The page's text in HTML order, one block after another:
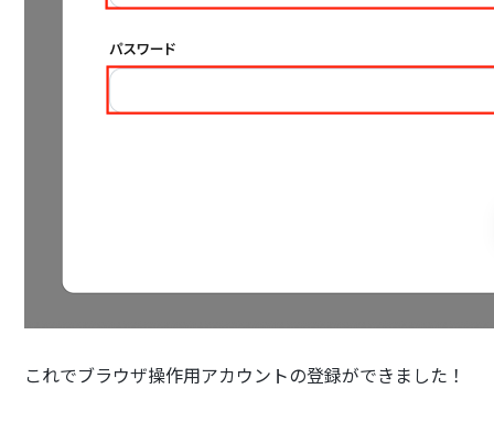
これでブラウザ操作用アカウントの登録ができました！